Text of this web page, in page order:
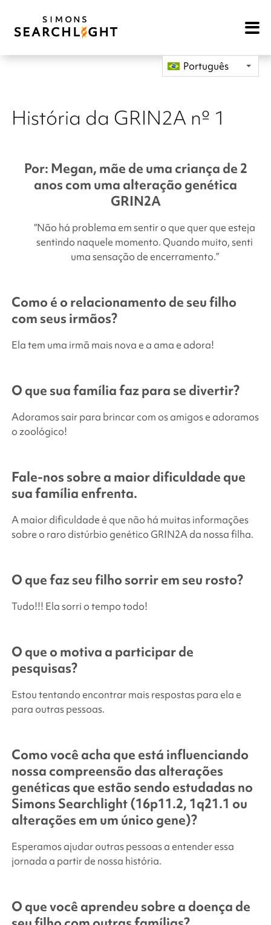
Open
Português
História da GRIN2A nº 1
Por: Megan, mãe de uma criança de 2
anos com uma alteração genética
GRIN2A
“Não há problema em sentir o que quer que esteja
sentindo naquele momento. Quando muito, senti
uma sensação de encerramento.”
Como é o relacionamento de seu filho
com seus irmãos?
Ela tem uma irmã mais nova e a ama e adora!
O que sua família faz para se divertir?
Adoramos sair para brincar com os amigos e adoramos
o zoológico!
Fale-nos sobre a maior dificuldade que
sua família enfrenta.
A maior dificuldade é que não há muitas informações
sobre o raro distúrbio genético GRIN2A da nossa filha.
O que faz seu filho sorrir em seu rosto?
Tudo!!! Ela sorri o tempo todo!
O que o motiva a participar de
pesquisas?
Estou tentando encontrar mais respostas para ela e
para outras pessoas.
Como você acha que está influenciando
nossa compreensão das alterações
genéticas que estão sendo estudadas no
Simons Searchlight(16p11.2, 1q21.1 ou
alterações em um único gene)?
Esperamos ajudar outras pessoas a entender essa
jornada a partir de nossa história.
O que você aprendeu sobre a doença de